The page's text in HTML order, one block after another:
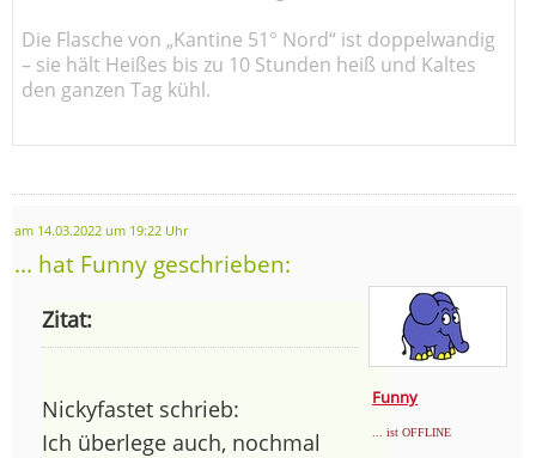
Die Flasche von „Kantine 51° Nord“ ist doppelwandig
– sie hält Heißes bis zu 10 Stunden heiß und Kaltes
den ganzen Tag kühl.
am 14.03.2022 um 19:22 Uhr
... hat Funny geschrieben:
Funny
... ist OFFLINE
Zitat:
Nickyfastet schrieb:
Ich überlege auch, nochmal